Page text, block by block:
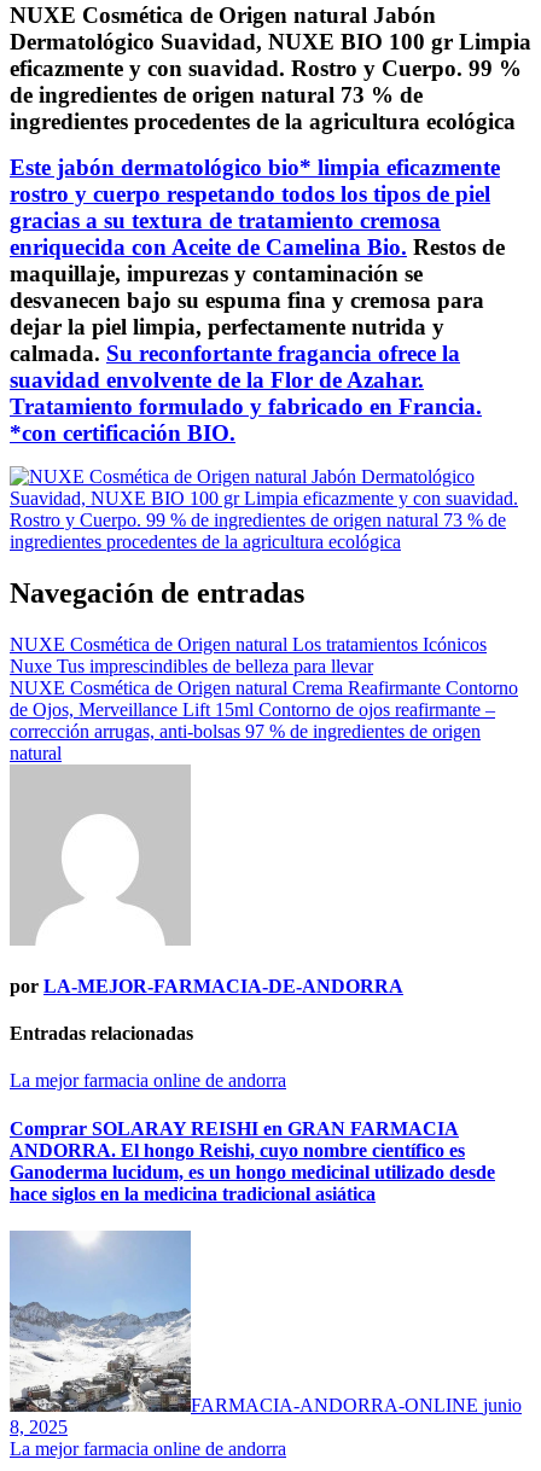
NUXE Cosmética de Origen natural Jabón
Dermatológico Suavidad, NUXE BIO 100 gr Limpia
eficazmente y con suavidad. Rostro y Cuerpo. 99 %
de ingredientes de origen natural 73 % de
ingredientes procedentes de la agricultura ecológica
Este jabón dermatológico bio* limpia eficazmente
rostro y cuerpo respetando todos los tipos de piel
gracias a su textura de tratamiento cremosa
enriquecida con Aceite de Camelina Bio. Restos de
maquillaje, impurezas y contaminación se
desvanecen bajo su espuma fina y cremosa para
dejar la piel limpia, perfectamente nutrida y
calmada. Su reconfortante fragancia ofrece la
suavidad envolvente de la Flor de Azahar.
Tratamiento formulado y fabricado en Francia.
*con certificación BIO.
Navegación de entradas
NUXE Cosmética de Origen natural Los tratamientos Icónicos
Nuxe Tus imprescindibles de belleza para llevar
NUXE Cosmética de Origen natural Crema Reafirmante Contorno
de Ojos, Merveillance Lift 15ml Contorno de ojos reafirmante –
corrección arrugas, anti-bolsas 97 % de ingredientes de origen
natural
por LA-MEJOR-FARMACIA-DE-ANDORRA
Entradas relacionadas
La mejor farmacia online de andorra
Comprar SOLARAY REISHI en GRAN FARMACIA
ANDORRA. El hongo Reishi, cuyo nombre científico es
Ganoderma lucidum, es un hongo medicinal utilizado desde
hace siglos en la medicina tradicional asiática
FARMACIA-ANDORRA-ONLINE junio
8, 2025
La mejor farmacia online de andorra